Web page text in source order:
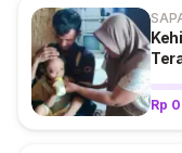
Rp 0